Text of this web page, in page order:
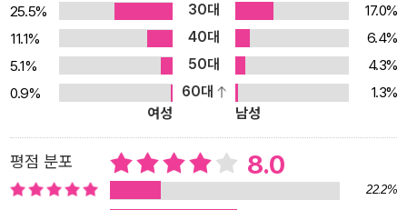
25.5%
30대
17.0%
11.1%
40대
6.4%
5.1%
50대
4.3%
0.9%
60대
1.3%
여성
남성
평점 분포 8.0
22.2%